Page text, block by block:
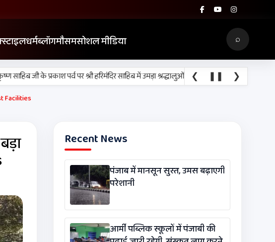
धर्मब्लॉगमौसमसोशल मीडिया ⌕
जी के प्रकाश पर्व पर श्री हरिमंदिर साहिब में उमड़ा श्रद्धालुओं का सैलाब नीति आयोग की रैंकिंग में
❮ ❚❚ ❯
Facilities
Recent News
पंजाब में मानसून सुस्त, उमस बढ़ाएगी
परेशानी
आर्मी पब्लिक स्कूलों में पंजाबी की